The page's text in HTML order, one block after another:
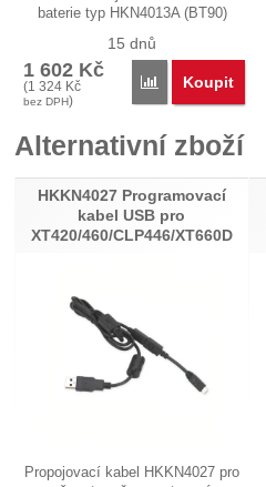
baterie typ HKN4013A (BT90)
15 dnů
1 602 Kč
(1 324 Kč
bez DPH)
Porovnat
Koupit
Alternativní zboží
HKKN4027 Programovací
kabel USB pro
XT420/460/CLP446/XT660D
Propojovací kabel HKKN4027 pro